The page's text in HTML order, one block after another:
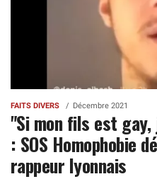
FAITS DIVERS Décembre 2021
"Si mon fils est
: SOS Homophobie
rappeur lyonnais